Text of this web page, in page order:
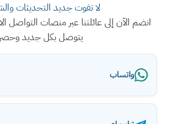
لا تفوت جديد التحديثات
انضم الآن إلى عائلتنا عبر منصات التواصل
يتوصل بكل جديد
واتساب